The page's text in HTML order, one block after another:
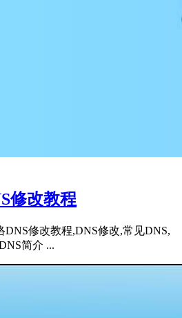
修改教程
修改教程,DNS修改,常见DNS,
简介 ...